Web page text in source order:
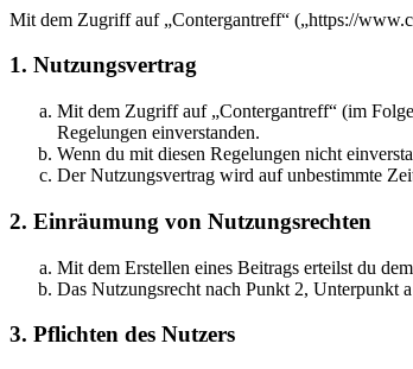
Mit dem Zugriff auf „Contergantreff“ („https://
1. Nutzungsvertrag
Mit dem Zugriff auf „Contergantreff“ (im
Regelungen einverstanden.
Wenn du mit diesen Regelungen nicht
Der Nutzungsvertrag wird auf unbestimmte
2. Einräumung von Nutzungsrechten
Mit dem Erstellen eines Beitrags erteilst du
Das Nutzungsrecht nach Punkt 2, Unterpunkt
3. Pflichten des Nutzers